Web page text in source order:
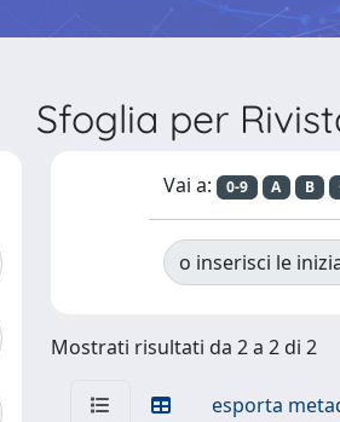
Sfoglia per
Vai a: 0-9 A B
o inserisci le
Mostrati risultati da 2 a 2 di 2
esporta